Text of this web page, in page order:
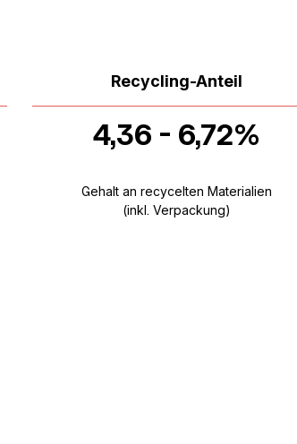
Recycling-Anteil
4,36 - 6,72%
Gehalt an recycelten Materialien
(inkl. Verpackung)